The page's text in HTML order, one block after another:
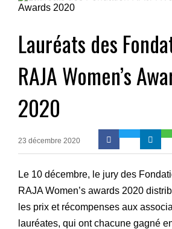
Lauréats des
RAJA Women’s
2020
23 décembre 2020
Le 10 décembre, le jury des
RAJA Women’s awards 2020
les prix et récompenses aux
lauréates, qui ont chacune gagné